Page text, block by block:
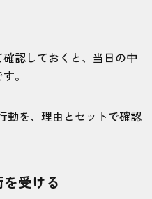
確認しておくと、当日の中
。
動を、理由とセットで確認
受ける